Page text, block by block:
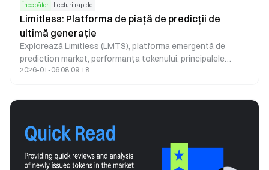
Începător Lecturi rapide
Limitless: Platforma de piață de predicții de
ultimă generație
Explorează Limitless (LMTS), platforma emergentă de
prediction market, performanța tokenului, principalele
caracteristici și ghidul pentru începători pentru a participa
2026-01-06 08:09:18